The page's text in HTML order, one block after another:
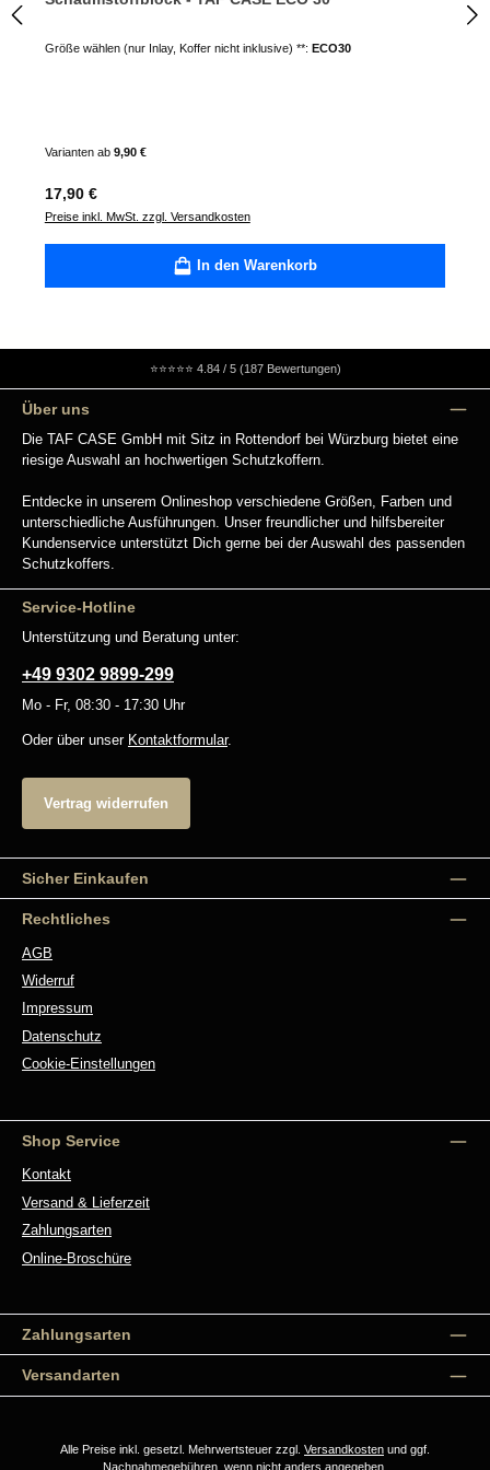
Größe wählen (nur Inlay, Koffer nicht inklusive) **: ECO30
Varianten ab9,90 €
Regulärer Preis:
17,90 €
Preise inkl. MwSt. zzgl. Versandkosten
In den Warenkorb
⭐⭐⭐⭐⭐ 4.84 / 5 (187 Bewertungen)
Über uns
Die TAF CASE GmbH mit Sitz in Rottendorf bei Würzburg bietet eine
riesige Auswahl an hochwertigen Schutzkoffern.
Entdecke in unserem Onlineshop verschiedene Größen, Farben und
unterschiedliche Ausführungen. Unser freundlicher und hilfsbereiter
Kundenservice unterstützt Dich gerne bei der Auswahl des passenden
Schutzkoffers.
Service-Hotline
Unterstützung und Beratung unter:
+49 9302 9899-299
Mo - Fr, 08:30 - 17:30 Uhr
Oder über unser Kontaktformular.
Vertrag widerrufen
Sicher Einkaufen
Rechtliches
AGB
Widerruf
Impressum
Datenschutz
Cookie-Einstellungen
Shop Service
Kontakt
Versand & Lieferzeit
Zahlungsarten
Online-Broschüre
Zahlungsarten
Versandarten
Alle Preise inkl. gesetzl. Mehrwertsteuer zzgl. Versandkosten und ggf.
Nachnahmegebühren, wenn nicht anders angegeben.